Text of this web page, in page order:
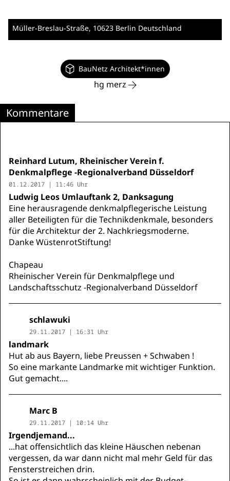
Müller-Breslau-Straße, 10623 Berlin Deutschland
BauNetz Architekt*innen
hg merz
Kommentare
Reinhard Lutum, Rheinischer Verein f.
Denkmalpflege -Regionalverband Düsseldorf
01.12.2017 | 11:46 Uhr
Ludwig Leos Umlauftank 2, Danksagung
Eine herausragende denkmalpflegerische Leistung
aller Beteiligten für die Technikdenkmale, besonders
für die Architektur der 2. Nachkriegsmoderne.
Danke WüstenrotStiftung!
Chapeau
Rheinischer Verein für Denkmalpflege und
Landschaftsschutz -Regionalverband Düsseldorf
schlawuki
29.11.2017 | 16:31 Uhr
landmark
Hut ab aus Bayern, liebe Preussen + Schwaben !
So eine markante Landmarke mit wichtiger Funktion.
Gut gemacht....
Marc B
29.11.2017 | 10:14 Uhr
Irgendjemand...
...hat offensichtlich das kleine Häuschen nebenan
vergessen, da war dann nicht mal mehr Geld für das
Fensterstreichen drin.